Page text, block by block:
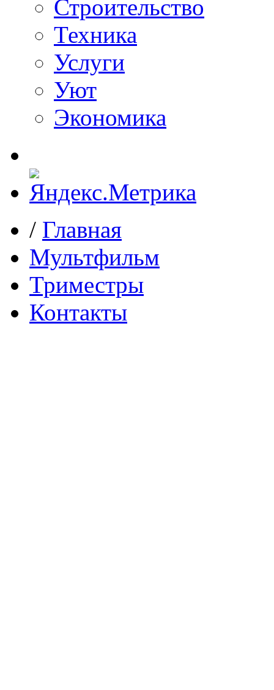
Строительство
Техника
Услуги
Уют
Экономика
/ Главная
Мультфильм
Триместры
Контакты